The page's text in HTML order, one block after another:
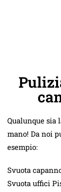
Qualunque sia
mano! Da noi
esempio:
Svuota
Svuota uffici